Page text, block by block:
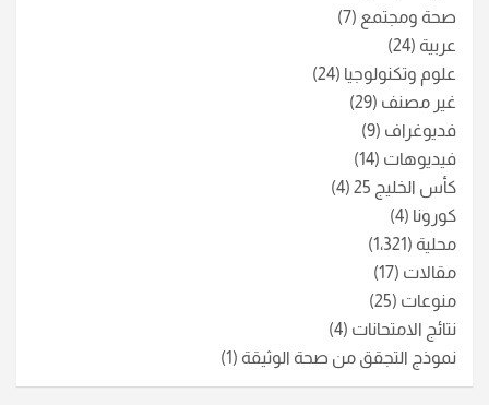
صحة ومجتمع (7)
عربية (24)
علوم وتكنولوجيا (24)
غير مصنف (29)
فديوغراف (9)
فيديوهات (14)
كأس الخليج 25
(4)
كورونا (4)
محلية (1٬321)
مقالات (17)
منوعات (25)
نتائج الامتحانات (4)
نموذج التجقق من صحة الوثيقة (1)